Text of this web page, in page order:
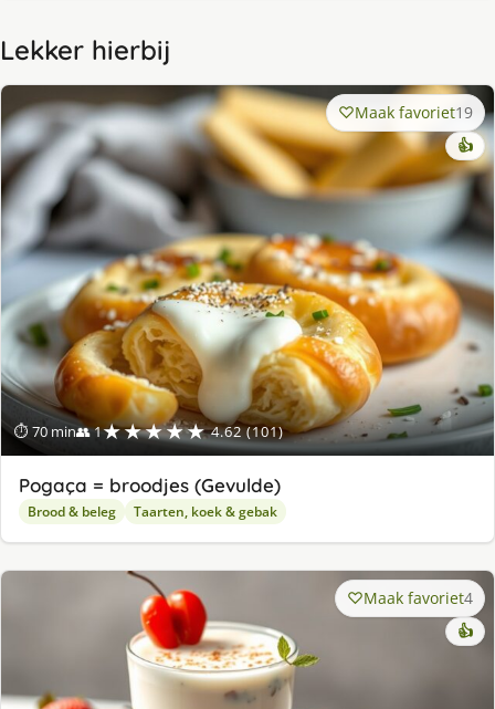
Lekker hierbij
⏱ 70 min👥 1★★★★★ 4.62 (101)
Maak favoriet19
👍
Pogaça = broodjes (Gevulde)
Brood & beleg Taarten, koek & gebak
Maak favoriet4
👍